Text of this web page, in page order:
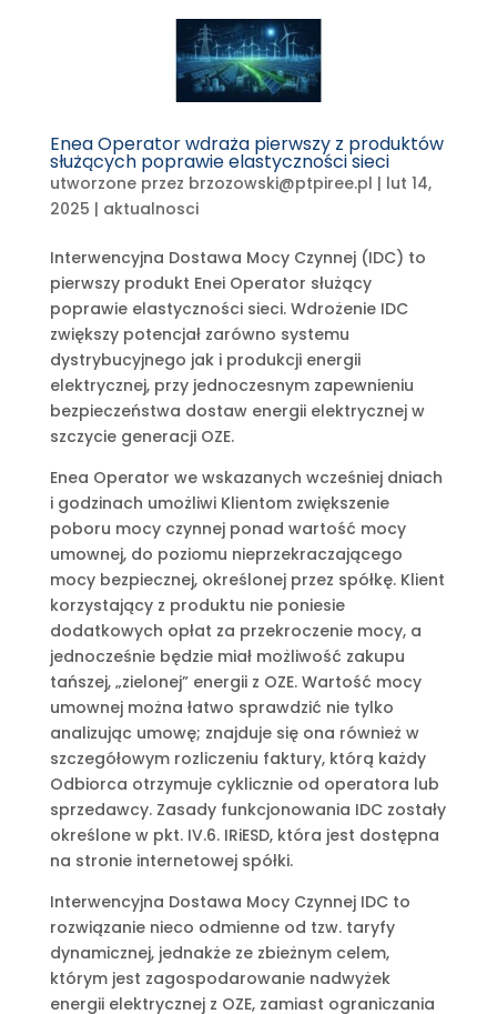
Enea Operator wdraża pierwszy z produktów
służących poprawie elastyczności sieci
utworzone przez brzozowski@ptpiree.pl | lut 14,
2025 | aktualnosci
Interwencyjna Dostawa Mocy Czynnej (IDC) to
pierwszy produkt Enei Operator służący
poprawie elastyczności sieci. Wdrożenie IDC
zwiększy potencjał zarówno systemu
dystrybucyjnego jak i produkcji energii
elektrycznej, przy jednoczesnym zapewnieniu
bezpieczeństwa dostaw energii elektrycznej w
szczycie generacji OZE.
Enea Operator we wskazanych wcześniej dniach
i godzinach umożliwi Klientom zwiększenie
poboru mocy czynnej ponad wartość mocy
umownej, do poziomu nieprzekraczającego
mocy bezpiecznej, określonej przez spółkę. Klient
korzystający z produktu nie poniesie
dodatkowych opłat za przekroczenie mocy, a
jednocześnie będzie miał możliwość zakupu
tańszej, „zielonej” energii z OZE. Wartość mocy
umownej można łatwo sprawdzić nie tylko
analizując umowę; znajduje się ona również w
szczegółowym rozliczeniu faktury, którą każdy
Odbiorca otrzymuje cyklicznie od operatora lub
sprzedawcy. Zasady funkcjonowania IDC zostały
określone w pkt. IV.6. IRiESD, która jest dostępna
na stronie internetowej spółki.
Interwencyjna Dostawa Mocy Czynnej IDC to
rozwiązanie nieco odmienne od tzw. taryfy
dynamicznej, jednakże ze zbieżnym celem,
którym jest zagospodarowanie nadwyżek
energii elektrycznej z OZE, zamiast ograniczania